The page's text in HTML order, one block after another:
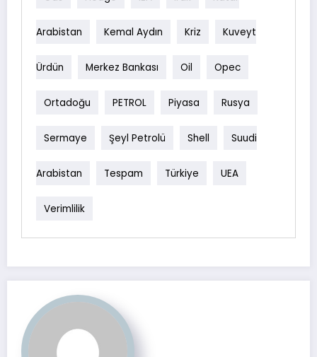
Arabistan Kemal Aydın Kriz Kuveyt
Ürdün Merkez Bankası Oil Opec
Ortadoğu PETROL Piyasa Rusya
Sermaye Şeyl Petrolü Shell Suudi
Arabistan Tespam Türkiye UEA
Verimlilik